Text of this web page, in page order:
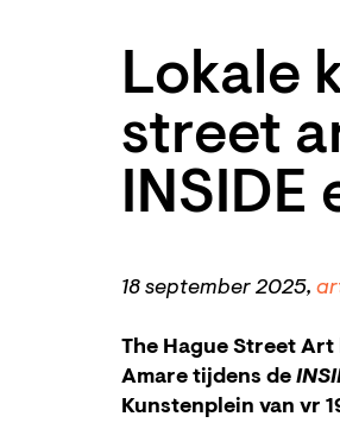
Lokale
street
INSIDE
18 september 2025,
The Hague Street
Amare tijdens de
Kunstenplein van vr